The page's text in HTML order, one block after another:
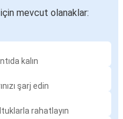
mevcut olanaklar:
kalın
şarj edin
rahatlayın